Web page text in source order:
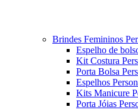
Brindes Femininos
Espelho de
Kit Costura
Porta Bolsa
Espelhos
Kits Manicure
Porta Jóias